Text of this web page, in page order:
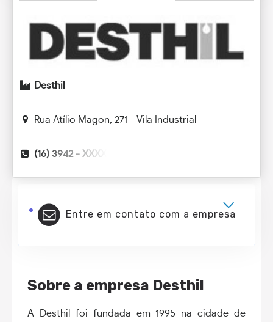
Desthil
Rua Atílio Magon, 271 - Vila Industrial
(16) 3942 -XXXX
Entre em contato com a empresa
Sobre a empresa Desthil
A Desthil foi fundada em 1995 na cidade de